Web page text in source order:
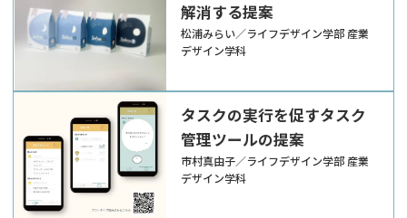
解消する提案
松浦みらい／ライフデザイン学部 産業
デザイン学科
タスクの実行を促すタスク
管理ツールの提案
市村真由子／ライフデザイン学部 産業
デザイン学科